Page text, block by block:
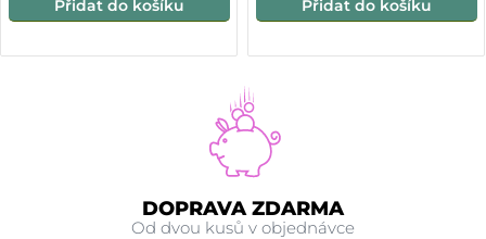
Přidat do košíku Přidat do košíku
DOPRAVA ZDARMA
Od dvou kusů v objednávce